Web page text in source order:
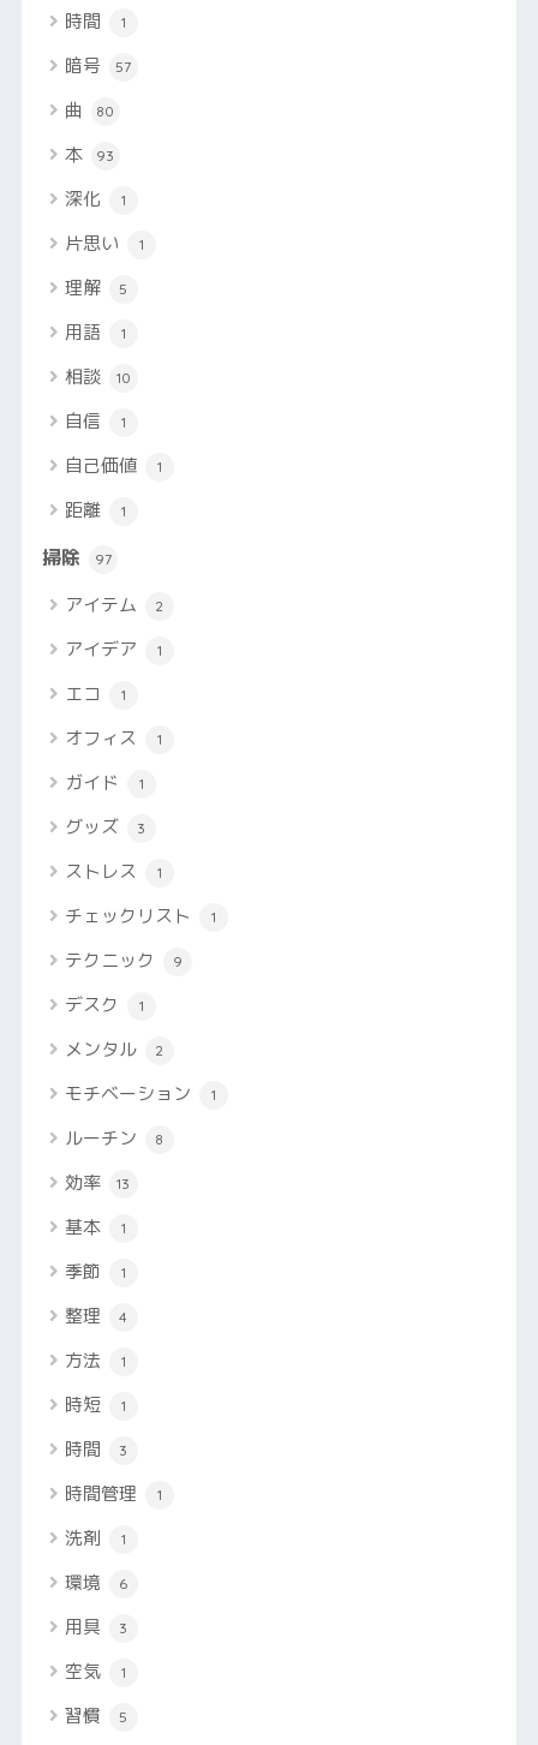
時間 1
暗号 57
曲 80
本 93
深化 1
片思い 1
理解 5
用語 1
相談 10
自信 1
自己価値 1
距離 1
掃除 97
アイテム 2
アイデア 1
エコ 1
オフィス 1
ガイド 1
グッズ 3
ストレス 1
チェックリスト 1
テクニック 9
デスク 1
メンタル 2
モチベーション 1
ルーチン 8
効率 13
基本 1
季節 1
整理 4
方法 1
時短 1
時間 3
時間管理 1
洗剤 1
環境 6
用具 3
空気 1
習慣 5